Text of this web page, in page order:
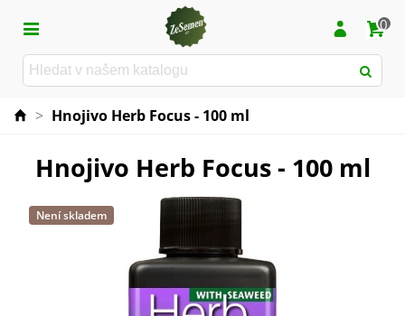
0
> Hnojivo Herb Focus - 100 ml
Hnojivo Herb Focus - 100 ml
Není skladem